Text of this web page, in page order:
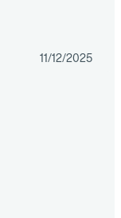
11/12/2025